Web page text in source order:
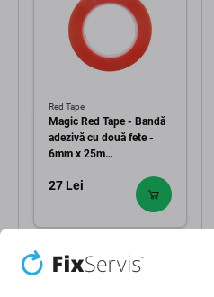
Red Tape
Magic Red Tape - Bandă
adezivă cu două fete -
6mm x 25m
27 Lei